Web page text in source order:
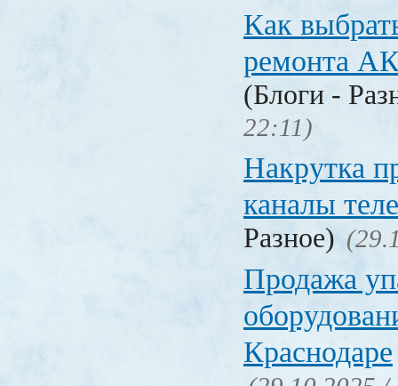
Как
ремонта
(Блоги -
22:11)
Накрутка
каналы
Разное)
Продажа
Краснодаре